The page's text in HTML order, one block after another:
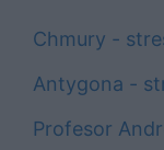
Chmury -
Antygona -
Profesor